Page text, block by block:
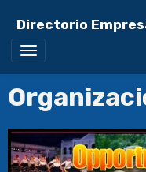
Directorio